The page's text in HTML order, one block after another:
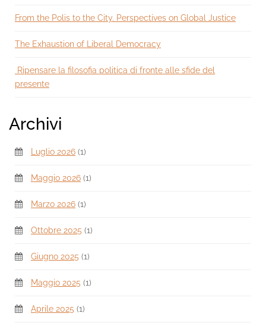
From the Polis to the City. Perspectives on Global Justice
The Exhaustion of Liberal Democracy
Ripensare la filosofia politica di fronte alle sfide del
presente
Archivi
Luglio 2026 (1)
Maggio 2026 (1)
Marzo 2026 (1)
Ottobre 2025 (1)
Giugno 2025 (1)
Maggio 2025 (1)
Aprile 2025 (1)